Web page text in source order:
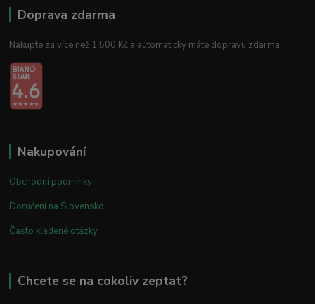
Doprava zdarma
Nakupte za více než 1 500 Kč a automaticky máte dopravu zdarma.
Nakupování
Obchodní podmínky
Doručení na Slovensko
Často kladené otázky
Chcete se na cokoliv zeptat?